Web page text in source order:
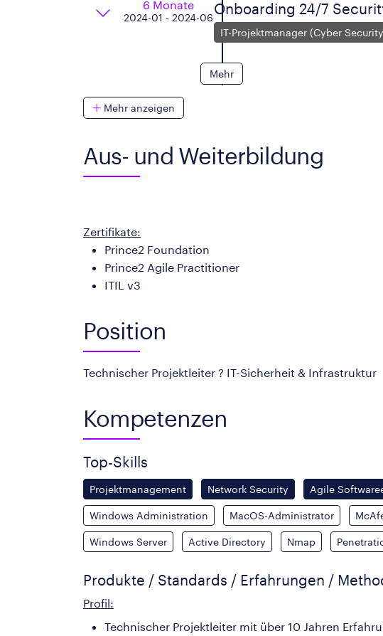
6 Monate
2024-01 - 2024-06
Onboarding 24/7
IT-Projektmanager (Cyber
Mehr
Mehr anzeigen
Aus- und Weiterbildung
Zertifikate:
Prince2 Foundation
Prince2 Agile Practitioner
ITIL v3
Position
Technischer Projektleiter ? IT-Sicherheit & Infrastruktur
Kompetenzen
Top-Skills
Projektmanagement Network Security Agile
Windows Administration MacOS-Administrator
Windows Server Active Directory Nmap
Produkte / Standards / Erfahrungen /
Profil:
Technischer Projektleiter mit über 10 Jahren